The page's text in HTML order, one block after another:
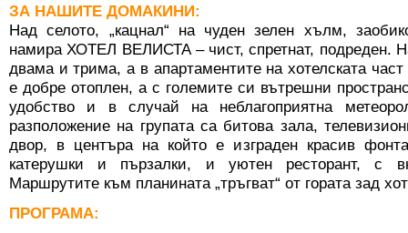
ЗА НАШИТЕ ДОМАКИНИ:
Над селото, „кацнал“ на чуден зелен хълм,
намира ХОТЕЛ ВЕЛИСТА – чист, спретнат, подреден.
двама и трима, а в апартаментите на хотелската
е добре отоплен, а с големите си вътрешни
удобство и в случай на неблагоприятна
разположение на групата са битова зала,
двор, в центъра на който е изграден красив
катерушки и пързалки, и уютен ресторант, с
Маршрутите към планината „тръгват“ от гората зад
ПРОГРАМА: